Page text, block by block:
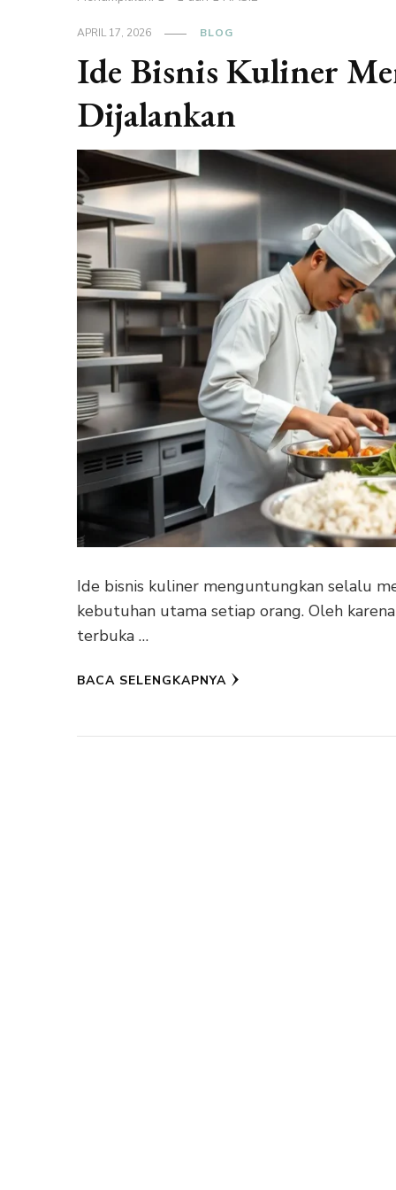
APRIL 17, 2026 BLOG
Ide Bisnis Kuliner
Dijalankan
Ide bisnis kuliner menguntungkan selalu
kebutuhan utama setiap orang. Oleh
terbuka …
BACA SELENGKAPNYA